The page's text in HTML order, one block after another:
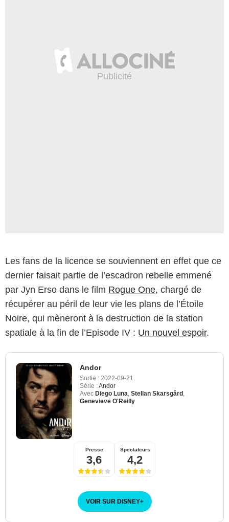
Les fans de la licence se souviennent en effet que ce
dernier faisait partie de l’escadron rebelle emmené
par Jyn Erso dans le film Rogue One, chargé de
récupérer au péril de leur vie les plans de l’Étoile
Noire, qui mèneront à la destruction de la station
spatiale à la fin de l’Episode IV : Un nouvel espoir.
Andor
Sortie : 2022-09-21
Série :Andor
Avec Diego Luna Stellan Skarsgård
Genevieve O'Reilly
Presse
3,6
Spectateurs
4,2
VOIR SUR DISNEY+